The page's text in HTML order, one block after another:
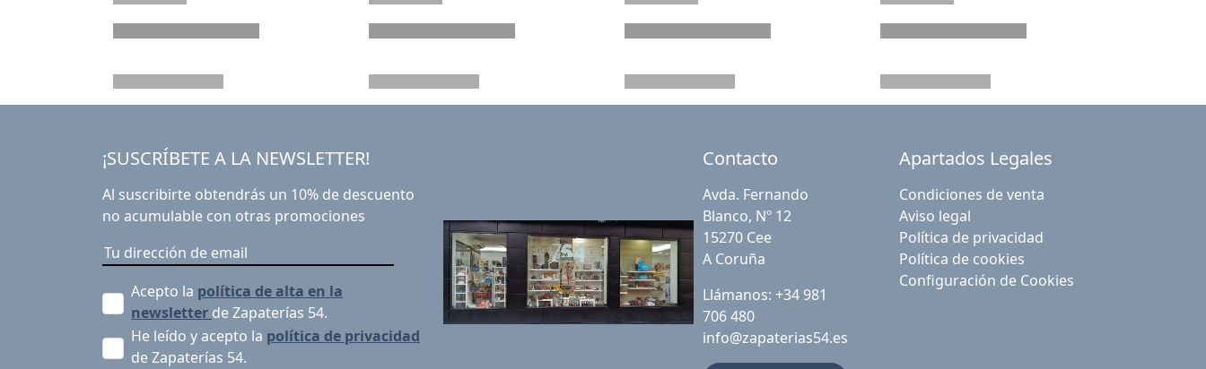
¡SUSCRÍBETE A LA NEWSLETTER!
Al suscribirte obtendrás un 10% de descuento
no acumulable con otras promociones
Acepto la política de alta en la
newsletter de Zapaterías 54.
He leído y acepto la política de privacidad
de Zapaterías 54.
Contacto
Avda. Fernando
Blanco, Nº 12
15270 Cee
A Coruña
Llámanos: +34 981
706 480
info@zapaterias54.es
Apartados Legales
Condiciones de venta
Aviso legal
Política de privacidad
Política de cookies
Configuración de Cookies